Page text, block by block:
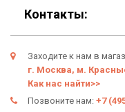
Гарантия
Условия
Оферта
Политика
Подарки
Контакты:
Заходите к нам в
г. Москва, м.
Как нас найти>>
Позвоните нам: +7